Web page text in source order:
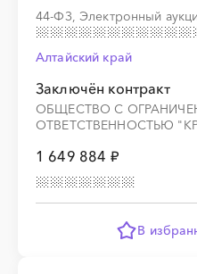
44-ФЗ, Электронный
Алтайский край
Заключён контракт
ОБЩЕСТВО С
ОТВЕТСТВЕННОСТЬЮ
1 649 884 ₽
В